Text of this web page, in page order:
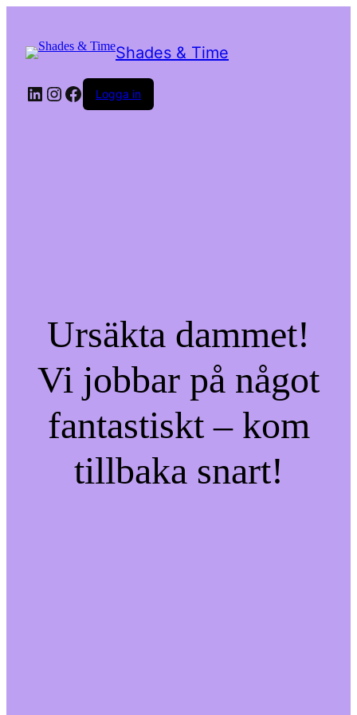
Shades & Time
LinkedIn
Instagram
Facebook
Logga in
Ursäkta dammet!
Vi jobbar på något
fantastiskt – kom
tillbaka snart!